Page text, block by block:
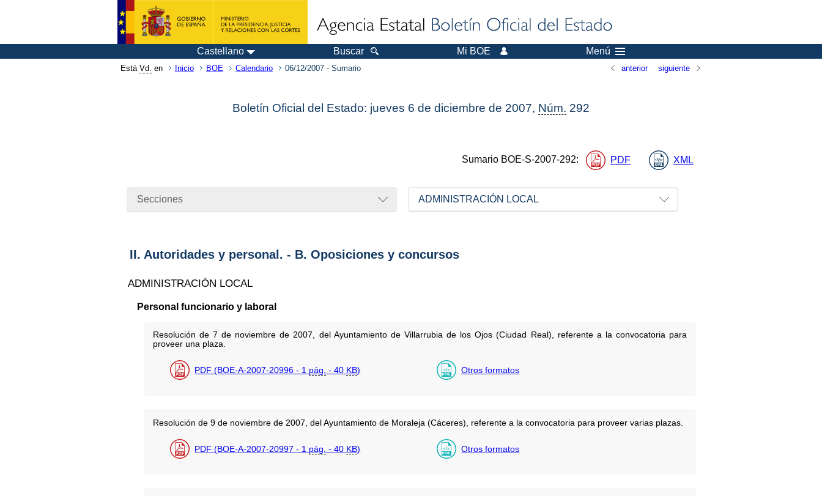
Castellano Buscar Mi BOE Menú
Está Vd. en Inicio BOE Calendario 06/12/2007 - Sumario anterior siguiente
Boletín Oficial del Estado: jueves 6 de diciembre de 2007, Núm. 292
Sumario BOE-S-2007-292: PDF XML
Secciones ADMINISTRACIÓN LOCAL
II. Autoridades y personal. - B. Oposiciones y concursos
ADMINISTRACIÓN LOCAL
Personal funcionario y laboral
Resolución de 7 de noviembre de 2007, del Ayuntamiento de Villarrubia de los Ojos (Ciudad Real), referente a la convocatoria para
proveer una plaza.
PDF (BOE-A-2007-20996 - 1 pág. - 40 KB) Otros formatos
Resolución de 9 de noviembre de 2007, del Ayuntamiento de Moraleja (Cáceres), referente a la convocatoria para proveer varias plazas.
PDF (BOE-A-2007-20997 - 1 pág. - 40 KB) Otros formatos